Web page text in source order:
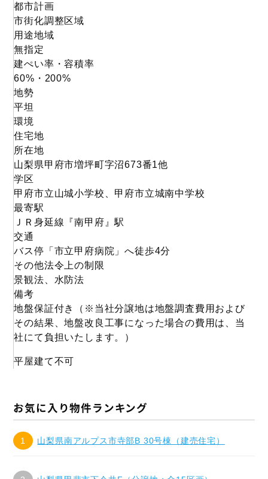
都市計画
市街化調整区域
用途地域
無指定
建ぺい率・容積率
60%・200%
地勢
平坦
環境
住宅地
所在地
山梨県甲府市増坪町字沼673番1他
学区
甲府市立山城小学校、甲府市立城南中学校
最寄駅
ＪＲ身延線『南甲府』駅
交通
バス停「市立甲府病院」へ徒歩4分
その他法令上の制限
景観法、水防法
備考
地盤保証付き（※当社分譲地は地盤調査費用および
その結果、地盤改良工事になった場合の費用は、当
社にて負担いたします。）
平屋建て不可
お気に入り物件ランキング
山梨県南アルプス市寺部B 30号棟（建売住宅）